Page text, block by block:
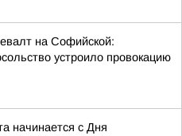
на Софийской:
устроило провокацию
начинается с Дня